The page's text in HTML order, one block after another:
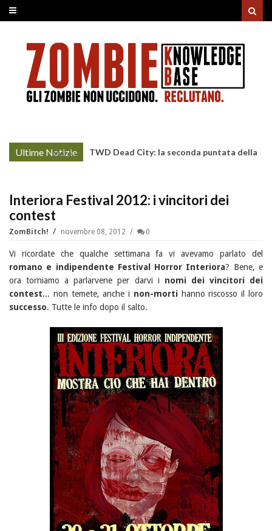
Ultime Notizie
More »
TWD Dead City: la seconda puntata della
Interiora Festival 2012: i vincitori dei
contest
ZomBitch! novembre 08, 2012 0
Vi ricordate che qualche settimana fa vi avevamo parlato del
romano e indipendente Festival Horror Interiora? Bene, e
ora torniamo a parlarvene per darvi i nomi dei vincitori dei
contest... non temete, anche i non-mortihanno riscosso il loro
successo. Tutte le info dopo il salto.